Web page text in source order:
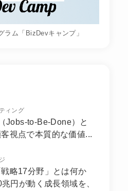
ラム「BizDevキャンプ」
ィング
Jobs-to-Be-Done）と
視点で本質的な価値...
略17分野」とは何か
円が動く成長領域を、